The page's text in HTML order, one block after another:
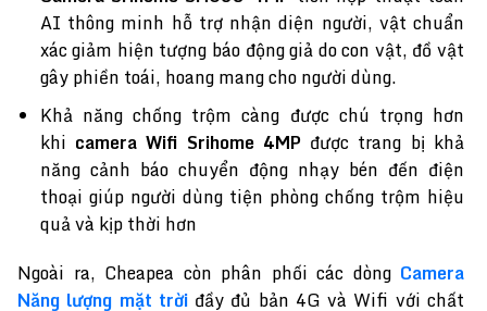
AI thông minh hỗ trợ nhận diện người, vật chuẩn
xác giảm hiện tượng báo động giả do con vật, đồ vật
gây phiền toái, hoang mang cho người dùng.
Khả năng chống trộm càng được chú trọng hơn
khi camera Wifi Srihome 4MPđược trang bị khả
năng cảnh báo chuyển động nhạy bén đến điện
thoại giúp người dùng tiện phòng chống trộm hiệu
quả và kịp thời hơn
Ngoài ra, Cheapea còn phân phối các dòng Camera
Năng lượng mặt trờiđầy đủ bản 4G và Wifi với chất